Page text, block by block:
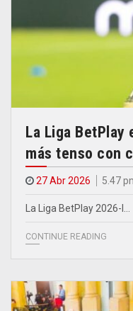
La Liga
más tenso con
27 Abr 2026 5.47
La Liga BetPlay 2026-I…
CONTINUE READING